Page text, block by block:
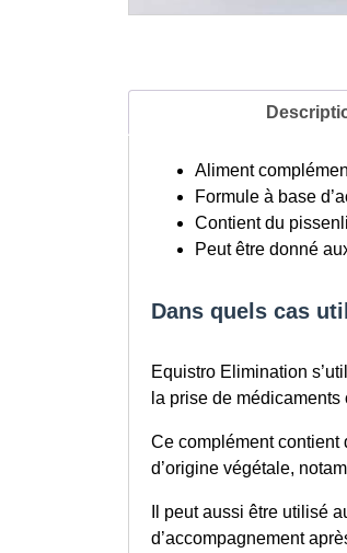
Aliment
Formule à base
Contient du
Peut être donné
Dans quels cas
Equistro Elimination
la prise de
Ce complément contient
d’origine végétale,
Il peut aussi être utilisé
d’accompagnement